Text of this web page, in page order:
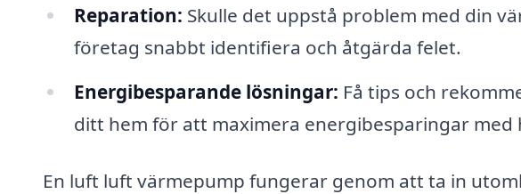
Reparation: Skulle det uppstå problem med din
företag snabbt identifiera och åtgärda felet.
Energibesparande lösningar: Få tips och
ditt hem för att maximera energibesparingar
En luft luft värmepump fungerar genom att ta in